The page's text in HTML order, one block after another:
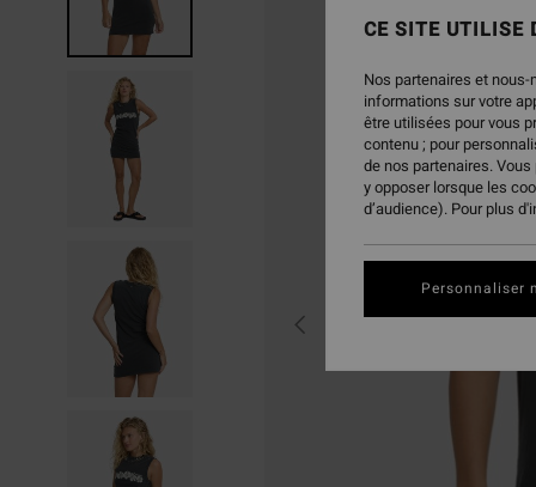
CE SITE UTILISE
Nos partenaires et
informations sur votre
être utilisées pour vous
contenu ; pour
de nos partenaires.
y opposer lorsque les
d’audience). Pour plus
Personnaliser